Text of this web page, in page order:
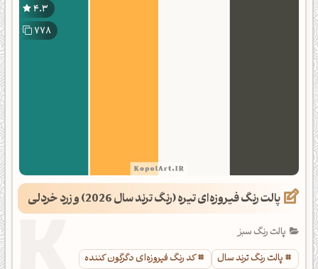
4.3
778
پالت رنگ فیروزه‌ای تیره (رنگ ترند سال 2026) و زرد خردلی
پالت رنگ سبز
پالت رنگ ترند سال
کد رنگ فیروزه‌ای دگرگون کننده